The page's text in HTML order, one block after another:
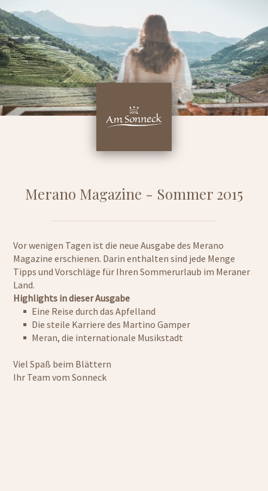
Merano Magazine - Sommer 2015
Vor wenigen Tagen ist die neue Ausgabe des Merano
Magazine erschienen. Darin enthalten sind jede Menge
Tipps und Vorschläge für Ihren Sommerurlaub im Meraner
Land.
Highlights in dieser Ausgabe
Eine Reise durch das Apfelland
Die steile Karriere des Martino Gamper
Meran, die internationale Musikstadt
Viel Spaß beim Blättern
Ihr Team vom Sonneck